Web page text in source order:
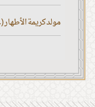
مولد كريمة الأطهار